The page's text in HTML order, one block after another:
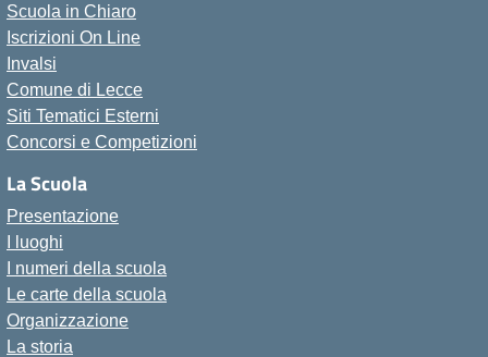
Scuola in Chiaro
Iscrizioni On Line
Invalsi
Comune di Lecce
Siti Tematici Esterni
Concorsi e Competizioni
La Scuola
Presentazione
I luoghi
I numeri della scuola
Le carte della scuola
Organizzazione
La storia